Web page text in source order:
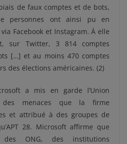
de faux comptes et de bots,
personnes ont ainsi pu en
Facebook et Instagram. À elle
sur Twitter, 3 814 comptes
[…] et au moins 470 comptes
des élections américaines. (2)
a mis en garde l’Union
des menaces que la firme
et attribué à des groupes de
28. Microsoft affirme que
ONG, des institutions